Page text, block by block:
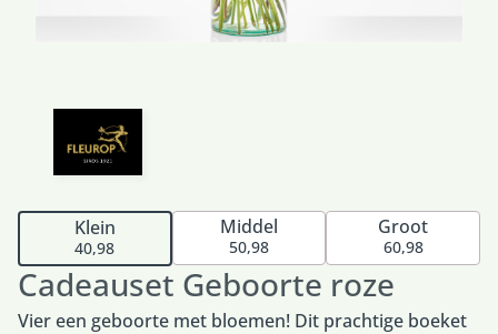
Cadeauset Geboorte roze
Vier een geboorte met bloemen! Dit prachtige boeket
Klein
40,98
Middel
50,98
Groot
60,98